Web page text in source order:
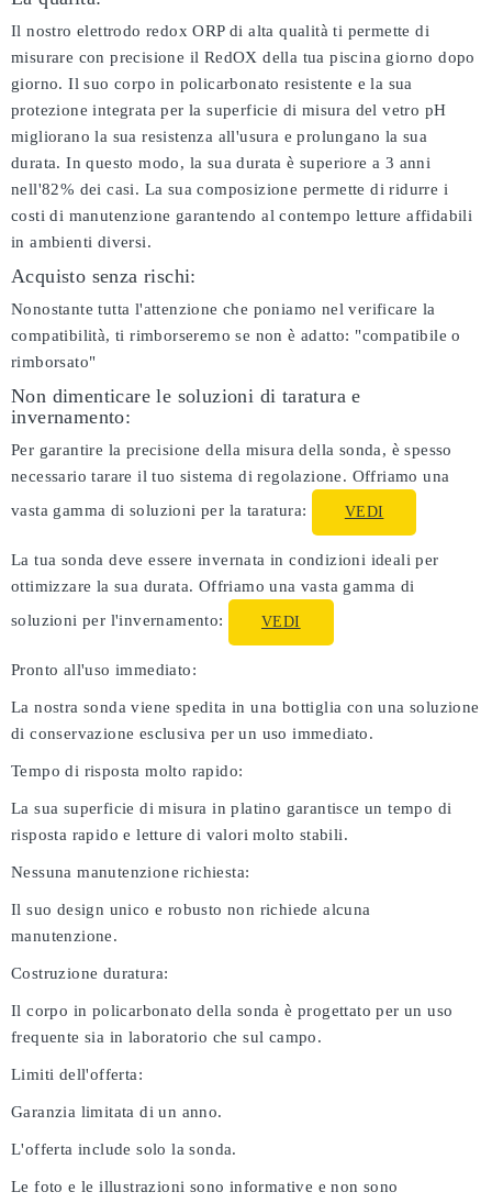
Il nostro elettrodo redox ORP di alta qualità ti permette di
misurare con precisione il RedOX della tua piscina giorno dopo
giorno. Il suo corpo in policarbonato resistente e la sua
protezione integrata per la superficie di misura del vetro pH
migliorano la sua resistenza all'usura e prolungano la sua
durata. In questo modo, la sua durata è superiore a 3 anni
nell'82% dei casi. La sua composizione permette di ridurre i
costi di manutenzione garantendo al contempo letture affidabili
in ambienti diversi.
Acquisto senza rischi:
Nonostante tutta l'attenzione che poniamo nel verificare la
compatibilità, ti rimborseremo se non è adatto: "compatibile o
rimborsato"
Non dimenticare le soluzioni di taratura e
invernamento:
Per garantire la precisione della misura della sonda, è spesso
necessario tarare il tuo sistema di regolazione. Offriamo una
vasta gamma di soluzioni per la taratura:
VEDI
La tua sonda deve essere invernata in condizioni ideali per
ottimizzare la sua durata. Offriamo una vasta gamma di
soluzioni per l'invernamento:
VEDI
Pronto all'uso immediato:
La nostra sonda viene spedita in una bottiglia con una soluzione
di conservazione esclusiva per un uso immediato.
Tempo di risposta molto rapido:
La sua superficie di misura in platino garantisce un tempo di
risposta rapido e letture di valori molto stabili.
Nessuna manutenzione richiesta:
Il suo design unico e robusto non richiede alcuna
manutenzione.
Costruzione duratura:
Il corpo in policarbonato della sonda è progettato per un uso
frequente sia in laboratorio che sul campo.
Limiti dell'offerta:
Garanzia limitata di un anno.
L'offerta include solo la sonda.
Le foto e le illustrazioni sono informative e non sono